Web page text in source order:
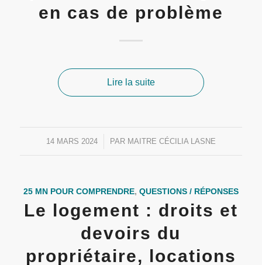
en cas de problème
Lire la suite
14 MARS 2024
/ PAR MAITRE CÉCILIA LASNE
25 MN POUR COMPRENDRE, QUESTIONS / RÉPONSES
Le logement : droits et
devoirs du
propriétaire, locations